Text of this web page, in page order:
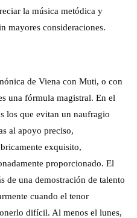
la música metódica y
mayores consideraciones.
de Viena con Muti, o con
una fórmula magistral. En el
los que evitan un naufragio
al apoyo preciso,
exquisito,
proporcionado. El
de una demostración de talento
cuando el tenor
difícil. Al menos el lunes,